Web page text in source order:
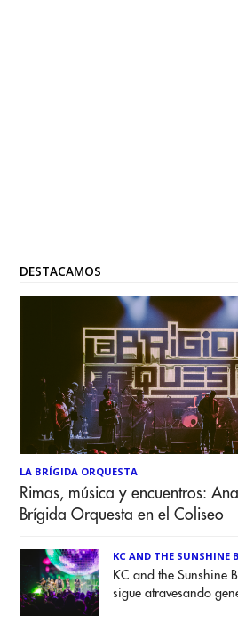
DESTACAMOS
LA BRÍGIDA ORQUESTA
Rimas, música y encuentros:
Brígida Orquesta en el Coliseo
KC AND THE SUNSHINE
KC and the Sunshine
sigue atravesando